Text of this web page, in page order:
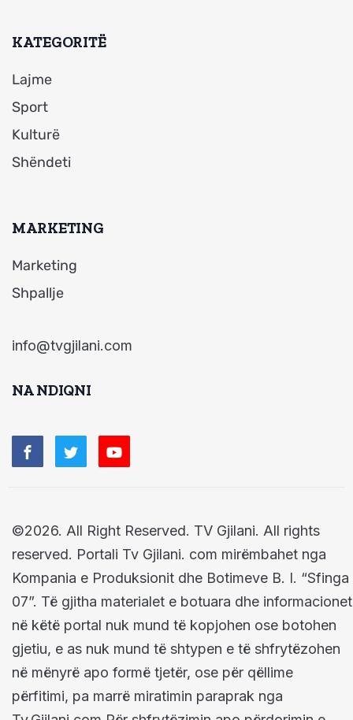
KATEGORITË
Lajme
Sport
Kulturë
Shëndeti
MARKETING
Marketing
Shpallje
info@tvgjilani.com
NA NDIQNI
©2026. All Right Reserved. TV Gjilani. All rights
reserved. Portali Tv Gjilani. com mirëmbahet nga
Kompania e Produksionit dhe Botimeve B. I. “Sfinga
07”. Të gjitha materialet e botuara dhe informacionet
në këtë portal nuk mund të kopjohen ose botohen
gjetiu, e as nuk mund të shtypen e të shfrytëzohen
në mënyrë apo formë tjetër, ose për qëllime
përfitimi, pa marrë miratimin paraprak nga